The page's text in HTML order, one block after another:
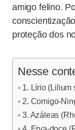
amigo felino.
proteção dos
Nesse
1. Lírio (Lilium
2. Comigo-
3. Azáleas